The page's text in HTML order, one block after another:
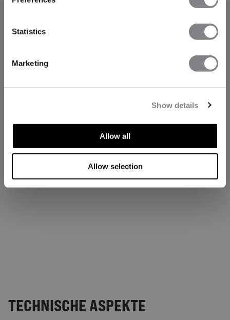
Statistics
Marketing
Show details
Allow all
Allow selection
TECHNISCHE ASPEKTE